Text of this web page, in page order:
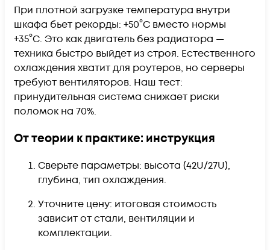
При плотной загрузке температура внутри
шкафа бьет рекорды: +50°C вместо нормы
+35°C. Это как двигатель без радиатора —
техника быстро выйдет из строя. Естественного
охлаждения хватит для роутеров, но серверы
требуют вентиляторов. Наш тест:
принудительная система снижает риски
поломок на 70%.
От теории к практике: инструкция
Сверьте параметры: высота (42U/27U),
глубина, тип охлаждения.
Уточните цену: итоговая стоимость
зависит от стали, вентиляции и
комплектации.